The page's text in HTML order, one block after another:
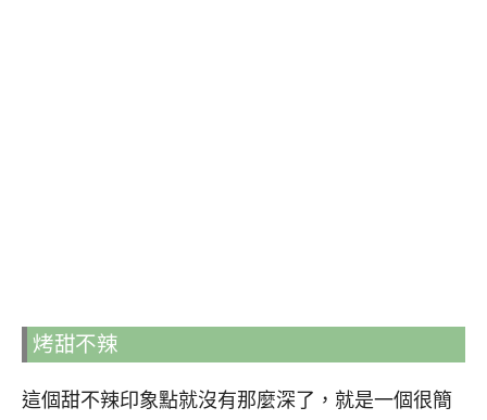
烤甜不辣
這個甜不辣印象點就沒有那麼深了，就是一個很簡